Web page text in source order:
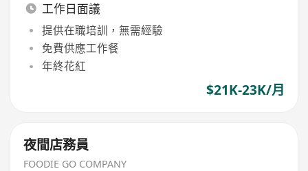
工作日面議
提供在職培訓，無需經驗
免費供應工作餐
年終花紅
$21K-23K/月
夜間店務員
FOODIE GO COMPANY